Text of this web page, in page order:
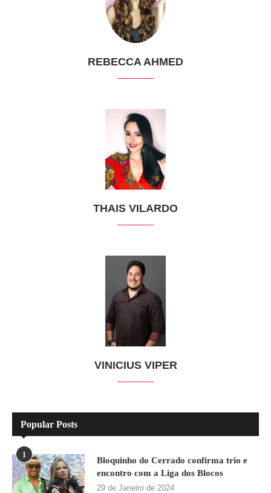
REBECCA AHMED
THAIS VILARDO
VINICIUS VIPER
Popular Posts
1
Bloquinho do Cerrado confirma trio e
encontro com a Liga dos Blocos
29 de Janeiro de 2024